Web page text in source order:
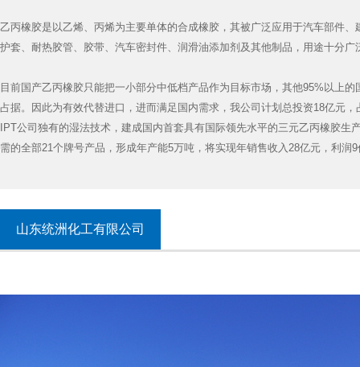
乙丙橡胶是以乙烯、丙烯为主要单体的合成橡胶，其被广泛应用于汽车部件、
护套、耐热胶管、胶带、汽车密封件、润滑油添加剂及其他制品，用途十分广
目前国产乙丙橡胶只能把一小部分中低档产品作为目标市场，其他95%以上
占据。因此为有效代替进口，进而满足国内需求，我公司计划总投资18亿元
IPT公司独有的湿法技术，建成国内首套具有国际领先水平的三元乙丙橡胶生
需的全部21个牌号产品，形成年产能5万吨，将实现年销售收入28亿元，利润
业为突破口，依托东营港码头运输通道优势，充分利用港区丰富的MTBE、混
技术，计划投资52亿元，占地1200余亩，建设15万吨/年MMA、PMMA联产
装置和7万吨/年卤化丁基橡胶装置项目。项目建成后，可实现年销售收入158
山东统洲化工有限公司